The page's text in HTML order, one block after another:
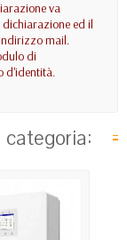
va
ed il
mail.
di
d'identità.